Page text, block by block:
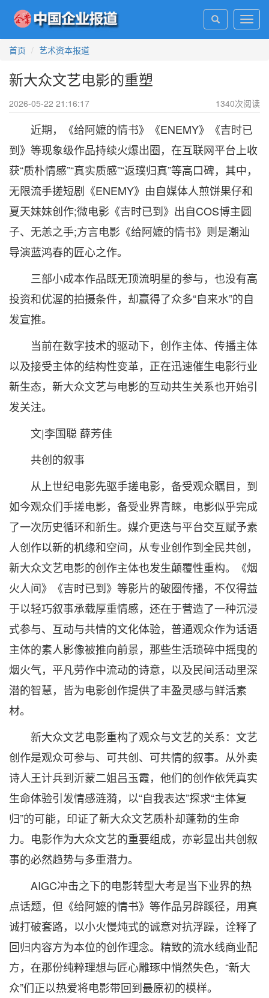
首页
艺术资本报道
新大众文艺电影的重塑
2026-05-22 21:16:17 1340次阅读
近期，《给阿嬷的情书》《ENEMY》《吉时已
到》等现象级作品持续火爆出圈，在互联网平台上收
获“质朴情感”“真实质感”“返璞归真”等高口碑，其中，
无限流手搓短剧《ENEMY》由自媒体人煎饼果仔和
夏天妹妹创作;微电影《吉时已到》出自COS博主圆
子、无恙之手;方言电影《给阿嬷的情书》则是潮汕
导演蓝鸿春的匠心之作。
三部小成本作品既无顶流明星的参与，也没有高
投资和优渥的拍摄条件，却赢得了众多“自来水”的自
发宣推。
当前在数字技术的驱动下，创作主体、传播主体
以及接受主体的结构性变革，正在迅速催生电影行业
新生态，新大众文艺与电影的互动共生关系也开始引
发关注。
文|李国聪 薛芳佳
共创的叙事
从上世纪电影先驱手搓电影，备受观众瞩目，到
如今观众们手搓电影，备受业界青睐，电影似乎完成
了一次历史循环和新生。媒介更迭与平台交互赋予素
人创作以新的机缘和空间，从专业创作到全民共创，
新大众文艺电影的创作主体也发生颠覆性重构。《烟
火人间》《吉时已到》等影片的破圈传播，不仅得益
于以轻巧叙事承载厚重情感，还在于营造了一种沉浸
式参与、互动与共情的文化体验，普通观众作为话语
主体的素人影像被推向前景，那些生活琐碎中摇曳的
烟火气，平凡劳作中流动的诗意，以及民间活动里深
潜的智慧，皆为电影创作提供了丰盈灵感与鲜活素
材。
新大众文艺电影重构了观众与文艺的关系：文艺
创作是观众可参与、可共创、可共情的叙事。从外卖
诗人王计兵到沂蒙二姐吕玉霞，他们的创作依凭真实
生命体验引发情感涟漪，以“自我表达”探求“主体复
归”的可能，印证了新大众文艺质朴却蓬勃的生命
力。电影作为大众文艺的重要组成，亦彰显出共创叙
事的必然趋势与多重潜力。
AIGC冲击之下的电影转型大考是当下业界的热
点话题，但《给阿嬷的情书》等作品另辟蹊径，用真
诚打破套路，以小火慢炖式的诚意对抗浮躁，诠释了
回归内容方为本位的创作理念。精致的流水线商业配
方，在那份纯粹理想与匠心雕琢中悄然失色，“新大
众”们正以热爱将电影带回到最原初的模样。